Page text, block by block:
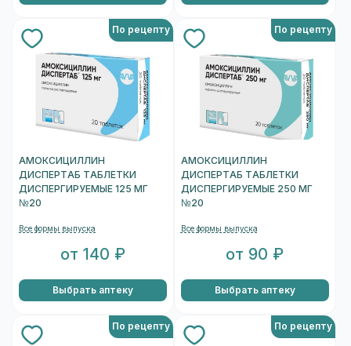
По рецепту
АМОКСИЦИЛЛИН
ДИСПЕРТАБ ТАБЛЕТКИ
ДИСПЕРГИРУЕМЫЕ 125 МГ
№20
Все формы выпуска
от 140 ₽
Выбрать аптеку
По рецепту
АМОКСИЦИЛЛИН
ДИСПЕРТАБ ТАБЛЕТКИ
ДИСПЕРГИРУЕМЫЕ 250 МГ
№20
Все формы выпуска
от 90 ₽
Выбрать аптеку
По рецепту По рецепту